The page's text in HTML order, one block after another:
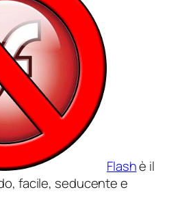
Flashè il
facile, seducente e